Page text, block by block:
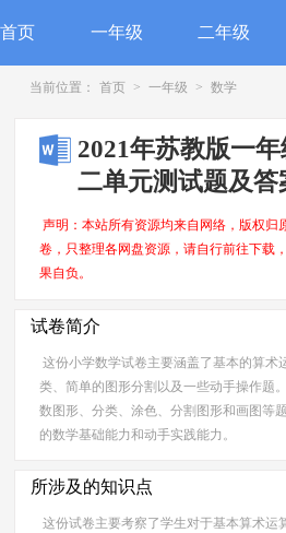
首页 一年级 二年级
当前位置： 首页 > 一年级 > 数学
2021年苏教版一
二单元测试题及答
声明：本站所有资源均来自网络，版权归
卷，只整理各网盘资源，请自行前往下载
果自负。
试卷简介
这份小学数学试卷主要涵盖了基本的算术
类、简单的图形分割以及一些动手操作题
数图形、分类、涂色、分割图形和画图等
的数学基础能力和动手实践能力。
所涉及的知识点
这份试卷主要考察了学生对于基本算术运